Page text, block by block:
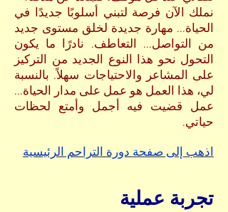
نملك الآن فرصة لتبني أسلوبًا جديدًا في
الحياة... مهارة جديدة لخلق مستوى جديد
من التواصل... التعاطف. نادرًا ما يكون
التحول نحو هذا النوع الجديد من التركيز
على المشاعر والاحتياجات سهلاً. بالنسبة
لي، هذا العمل هو عمل على مدار الحياة...
عمل قضيت فيه أجمل وأمتع لحظات
حياتي.
اذهب إلى صفحة دورة التراحم الرئيسية
تجربة عملية